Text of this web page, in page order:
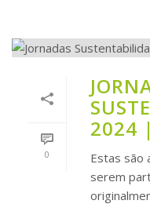
0
2024 |
Estas são
serem